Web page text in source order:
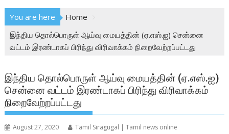
You are here
Home
இந்திய தொல்பொருள் ஆய்வு மையத்தின் (ஏ.எஸ்.ஐ) சென்னை
வட்டம் இரண்டாகப் பிரிந்து விரிவாக்கம் நிறைவேற்றப்பட்டது
இந்திய தொல்பொருள் ஆய்வு மையத்தின் (ஏ.எஸ்.ஐ)
சென்னை வட்டம் இரண்டாகப் பிரிந்து விரிவாக்கம்
நிறைவேற்றப்பட்டது
August 27, 2020 Tamil Siragugal | Tamil news online